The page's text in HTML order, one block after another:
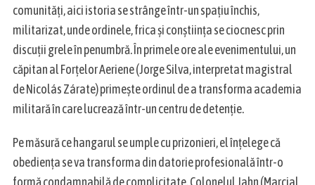
comunități, aici istoria se strânge într-un spațiu închis,
militarizat, unde ordinele, frica și conștiința se ciocnesc prin
discuții grele în penumbră. În primele ore ale evenimentului, un
căpitan al Forțelor Aeriene (Jorge Silva, interpretat magistral
de Nicolás Zárate) primește ordinul de a transforma academia
militară în care lucrează într-un centru de detenție.
Pe măsură ce hangarul se umple cu prizonieri, el înțelege că
obediența se va transforma din datorie profesională într-o
formă condamnabilă de complicitate. Colonelul Jahn (Marcial
f
o
: